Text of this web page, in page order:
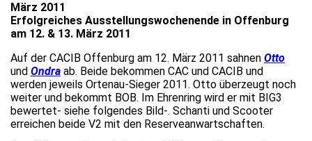
März 2011
Erfolgreiches Ausstellungswochenende in Offenburg
am 12. & 13. März 2011
Auf der CACIB Offenburg am 12. März 2011 sahnen Otto
und Ondra ab. Beide bekommen CAC und CACIB und
werden jeweils Ortenau-Sieger 2011. Otto überzeugt noch
weiter und bekommt BOB. Im Ehrenring wird er mit BIG3
bewertet- siehe folgendes Bild-. Schanti und Scooter
erreichen beide V2 mit den Reserveanwartschaften.